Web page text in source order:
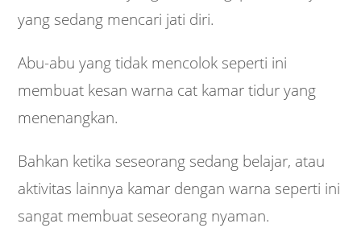
yang sedang mencari jati diri.
Abu-abu yang tidak mencolok seperti ini
membuat kesan warna cat kamar tidur yang
menenangkan.
Bahkan ketika seseorang sedang belajar, atau
aktivitas lainnya kamar dengan warna seperti ini
sangat membuat seseorang nyaman.